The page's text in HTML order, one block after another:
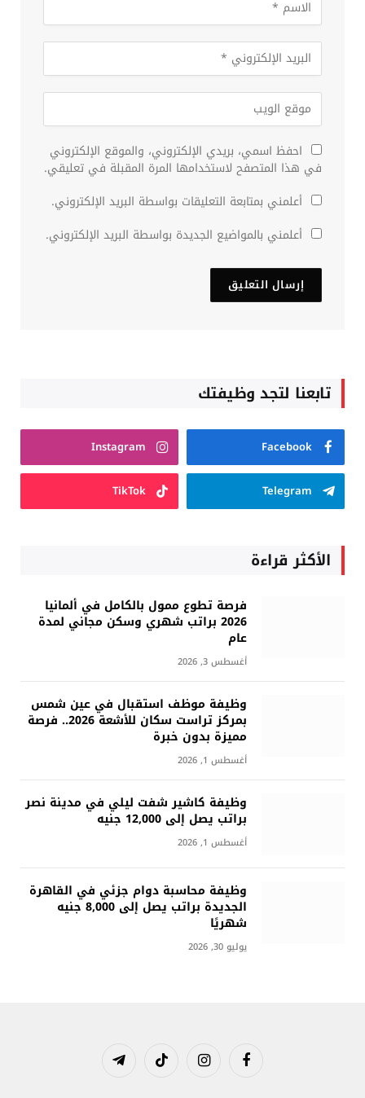
احفظ اسمي، بريدي الإلكتروني، والموقع الإلكتروني
في هذا المتصفح لاستخدامها المرة المقبلة في تعليقي.
أعلمني بمتابعة التعليقات بواسطة البريد الإلكتروني.
أعلمني بالمواضيع الجديدة بواسطة البريد الإلكتروني.
تابعنا لتجد وظيفتك
Facebook
Instagram
Telegram
TikTok
الأكثر قراءة
فرصة تطوع ممول بالكامل في ألمانيا
2026 براتب شهري وسكن مجاني لمدة
عام
أغسطس 3, 2026
وظيفة موظف استقبال في عين شمس
بمركز تراست سكان للأشعة 2026.. فرصة
مميزة بدون خبرة
أغسطس 1, 2026
وظيفة كاشير شفت ليلي في مدينة نصر
براتب يصل إلى 12,000 جنيه
أغسطس 1, 2026
وظيفة محاسبة دوام جزئي في القاهرة
الجديدة براتب يصل إلى 8,000 جنيه
شهريًا
يوليو 30, 2026
فيسبوك الانستغرامتيكتوك تيلقرام